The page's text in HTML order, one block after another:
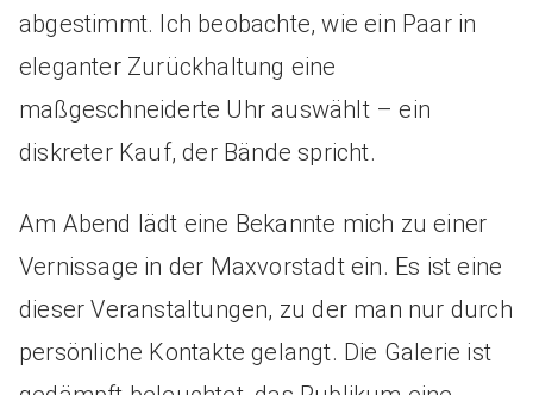
abgestimmt. Ich beobachte, wie ein Paar in
eleganter Zurückhaltung eine
maßgeschneiderte Uhr auswählt – ein
diskreter Kauf, der Bände spricht.
Am Abend lädt eine Bekannte mich zu einer
Vernissage in der Maxvorstadt ein. Es ist eine
dieser Veranstaltungen, zu der man nur durch
persönliche Kontakte gelangt. Die Galerie ist